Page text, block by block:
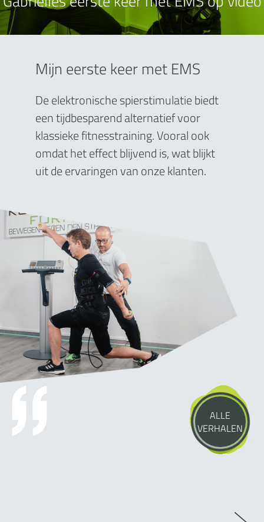
Mijn eerste keer met EMS
De elektronische spierstimulatie biedt
een tijdbesparend alternatief voor
klassieke fitnesstraining. Vooral ook
omdat het effect blijvend is, wat blijkt
uit de ervaringen van onze klanten.
ALLE
VERHALEN